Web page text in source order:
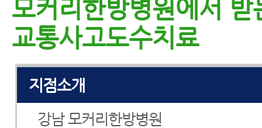
모커리한방병원에서 받
교통사고도수치료
교통사고병원
교통사고한의원
지점소개
강남 모커리한방병원